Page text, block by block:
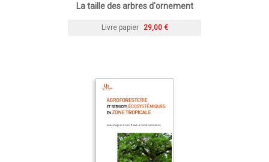
La taille des arbres d'ornement
Livre papier 29,00 €